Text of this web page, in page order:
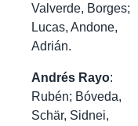
Valverde, Borges;
Lucas, Andone,
Adrián.
Andrés Rayo:
Rubén; Bóveda,
Schär, Sidnei,